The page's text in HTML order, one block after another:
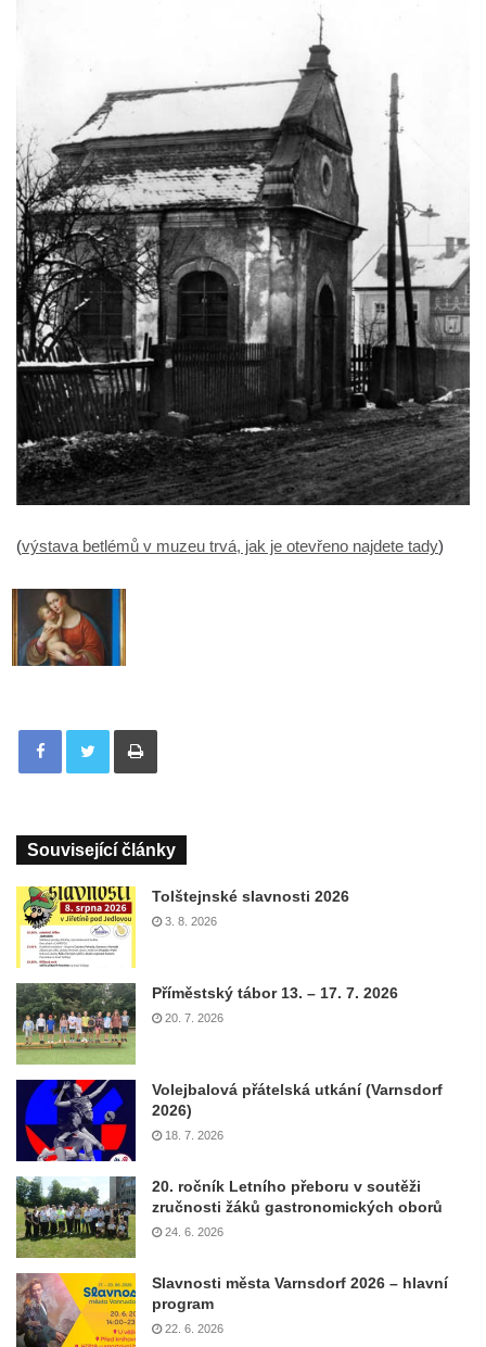
(výstava betlémů v muzeu trvá, jak je otevřeno najdete tady)
Tisknout
Související články
Tolštejnské slavnosti 2026
3. 8. 2026
Příměstský tábor 13. – 17. 7. 2026
20. 7. 2026
Volejbalová přátelská utkání (Varnsdorf
2026)
18. 7. 2026
20. ročník Letního přeboru v soutěži
zručnosti žáků gastronomických oborů
24. 6. 2026
Slavnosti města Varnsdorf 2026 – hlavní
program
22. 6. 2026